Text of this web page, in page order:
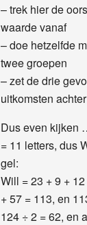
– trek hier de
waarde vanaf
– doe hetzelfde
twee groepen
– zet de drie
uitkomsten
Dus even kijken
= 11 letters, dus
gel:
Will = 23 + 9 +
+ 57 = 113, en
124 ÷ 2 = 62, en